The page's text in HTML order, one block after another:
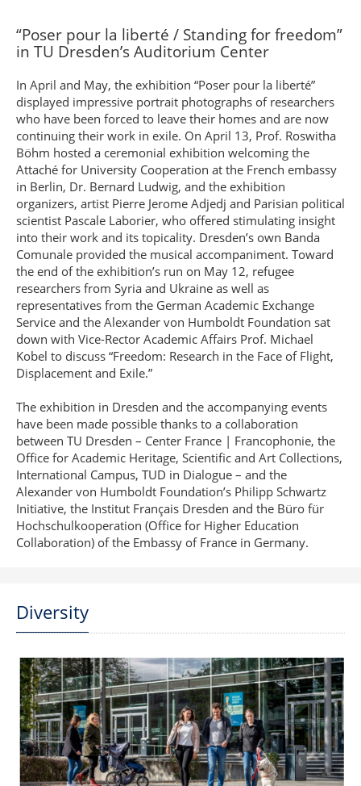
“Poser pour la liberté / Standing for freedom”
in TU Dresden’s Auditorium Center
In April and May, the exhibition “Poser pour la liberté”
displayed impressive portrait photographs of researchers
who have been forced to leave their homes and are now
continuing their work in exile. On April 13, Prof. Roswitha
Böhm hosted a ceremonial exhibition welcoming the
Attaché for University Cooperation at the French embassy
in Berlin, Dr. Bernard Ludwig, and the exhibition
organizers, artist Pierre Jerome Adjedj and Parisian political
scientist Pascale Laborier, who offered stimulating insight
into their work and its topicality. Dresden’s own Banda
Comunale provided the musical accompaniment. Toward
the end of the exhibition’s run on May 12, refugee
researchers from Syria and Ukraine as well as
representatives from the German Academic Exchange
Service and the Alexander von Humboldt Foundation sat
down with Vice-Rector Academic Affairs Prof. Michael
Kobel to discuss “Freedom: Research in the Face of Flight,
Displacement and Exile.”
The exhibition in Dresden and the accompanying events
have been made possible thanks to a collaboration
between TU Dresden – Center France | Francophonie, the
Office for Academic Heritage, Scientific and Art Collections,
International Campus, TUD in Dialogue – and the
Alexander von Humboldt Foundation’s Philipp Schwartz
Initiative, the Institut Français Dresden and the Büro für
Hochschulkooperation (Office for Higher Education
Collaboration) of the Embassy of France in Germany.
Diversity